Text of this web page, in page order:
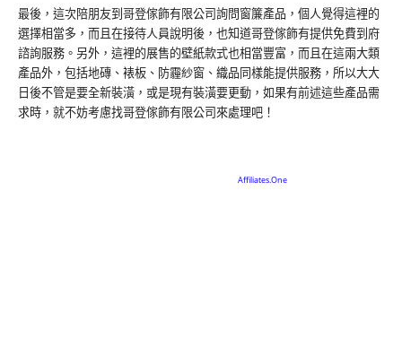
最後，這次陪朋友到哥登傢飾有限公司詢問窗簾產品，個人覺得這裡的
選擇相當多，而且在接待人員說明後，也知道哥登傢飾有提供免費到府
諮詢服務。另外，這裡的展售的壁紙款式也相當豐富，而且在這兩大類
產品外，包括地磚、裱板、防霾紗窗、織品同樣能提供服務，所以大大
日後不管是要全新裝潢，或是現有裝潢要更動，如果有前述這些產品需
求時，就不妨考慮找哥登傢飾有限公司來處理吧！